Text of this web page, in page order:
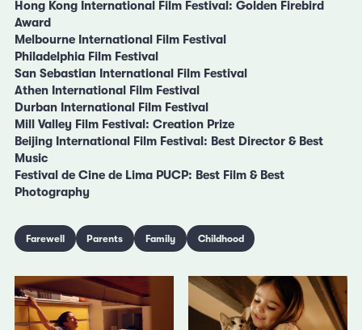
Hong Kong International Film Festival: Golden Firebird
Award
Melbourne International Film Festival
Philadelphia Film Festival
San Sebastian International Film Festival
Athen International Film Festival
Durban International Film Festival
Mill Valley Film Festival: Creation Prize
Beijing International Film Festival: Best Director & Best
Music
Festival de Cine de Lima PUCP: Best Film & Best
Photography
Farewell Parents Family Childhood